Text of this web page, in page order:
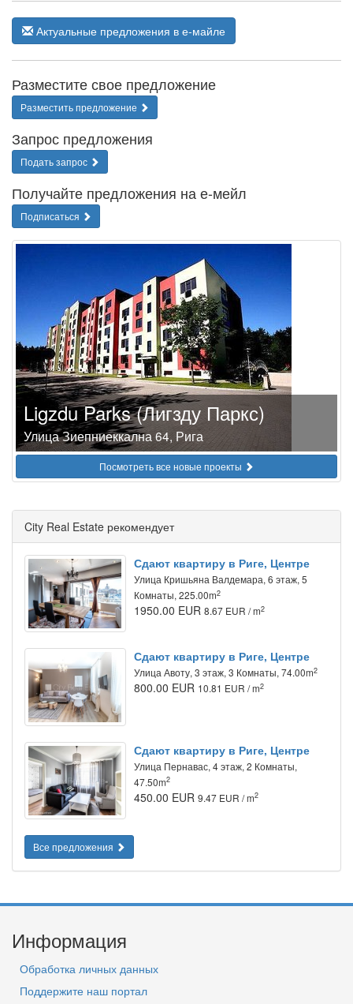
Актуальные предложения в е-майле
Разместите свое предложение
Разместить предложение
Запрос предложения
Подать запрос
Получайте предложения на е-мейл
Подписаться
Ligzdu Parks (Лигзду Паркс)
Улица Зиепниеккална 64, Рига
Посмотреть все новые проекты
City Real Estate рекомендует
Сдают квартиру в Риге, Центре
Улица Кришьяна Валдемара, 6 этаж, 5
Комнаты, 225.00m2
1950.00 EUR 8.67 EUR / m2
Сдают квартиру в Риге, Центре
Улица Авоту, 3 этаж, 3 Комнаты, 74.00m2
800.00 EUR 10.81 EUR / m2
Сдают квартиру в Риге, Центре
Улица Пернавас, 4 этаж, 2 Комнаты,
47.50m2
450.00 EUR 9.47 EUR / m2
Все предложения
Информация
Обработка личных данных
Поддержите наш портал